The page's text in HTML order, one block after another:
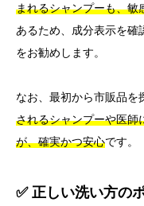
まれるシャンプーも、敏
あるため、成分表示を確
をお勧めします。
なお、最初から市販品を
されるシャンプーや医師
が、確実かつ安心です。
✅ 正しい洗い方の